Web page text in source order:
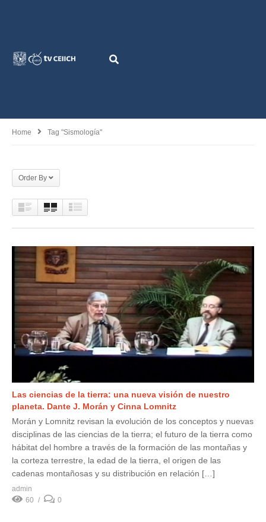
Home Tag "Sismología"
Order By
Las ciencias de la tierra: una nueva visión de nuestro
planeta. Dante J. Morán y Cinna Lomnitz
Morán y Lomnitz revisan la evolución de los conceptos y nuevas
disciplinas de las ciencias de la tierra; el futuro de la tierra como
hábitat del hombre a través de la formación de las montañas y
la corteza terrestre, la edad de la tierra, el origen de las
cadenas montañosas y su distribución en relación […]
admin
60
0